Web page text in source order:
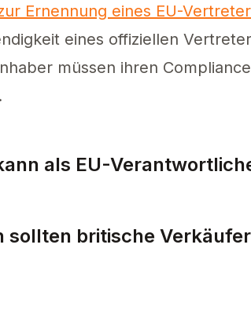
Ernennung eines EU-
eines offiziellen
müssen ihren
als EU-
sollten britische